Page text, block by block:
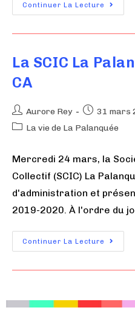
Continuer La Lecture
La SCIC La
CA
Aurore Rey
31 mars
La vie de La Palanquée
Mercredi 24 mars, la
Collectif (SCIC) La
d'administration et
2019-2020. À l'ordre du
Continuer La Lecture